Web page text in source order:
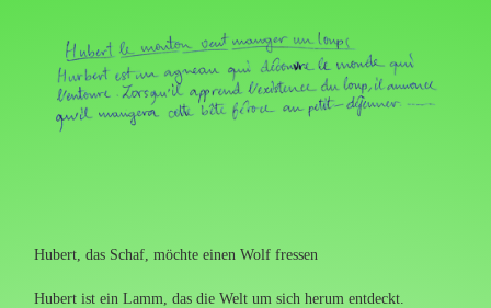
Hubert, das Schaf, möchte einen Wolf fressen
Hubert ist ein Lamm, das die Welt um sich herum entdeckt.